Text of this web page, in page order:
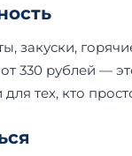
закуски,
330 рублей —
тех, кто